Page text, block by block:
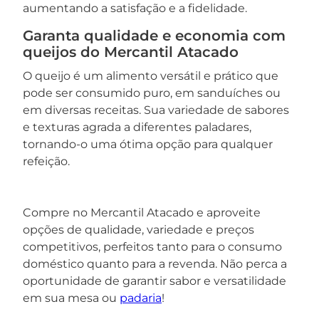
aumentando a satisfação e a fidelidade.
Garanta qualidade e economia com
queijos do Mercantil Atacado
O queijo é um alimento versátil e prático que
pode ser consumido puro, em sanduíches ou
em diversas receitas. Sua variedade de sabores
e texturas agrada a diferentes paladares,
tornando-o uma ótima opção para qualquer
refeição.
Compre no Mercantil Atacado e aproveite
opções de qualidade, variedade e preços
competitivos, perfeitos tanto para o consumo
doméstico quanto para a revenda. Não perca a
oportunidade de garantir sabor e versatilidade
em sua mesa ou padaria!